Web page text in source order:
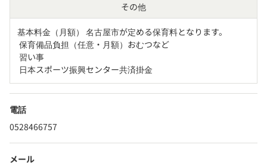
その他
基本料金（月額） 名古屋市が定める保育料となります。
日本スポーツ振興センター共済掛金
電話
0528466757
メール